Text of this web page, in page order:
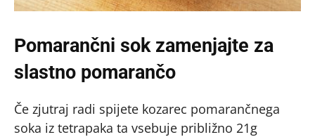
Pomarančni sok zamenjajte za
slastno pomarančo
Če zjutraj radi spijete kozarec pomarančnega
soka iz tetrapaka ta vsebuje približno 21g